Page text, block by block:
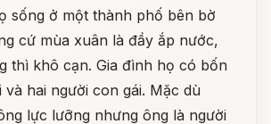
sống ở một thành phố bên bờ
cứ mùa xuân là đầy ắp nước,
thì khô cạn. Gia đình họ có bốn
và hai người con gái. Mặc dù
lực lưỡng nhưng ông là người